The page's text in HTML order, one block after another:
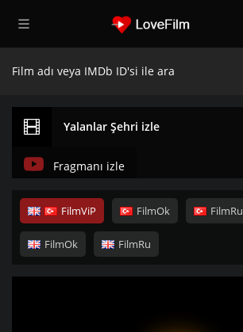
Yalanlar Şehri izle
Fragmanı izle
FilmViP FilmOk FilmRu
FilmOk FilmRu